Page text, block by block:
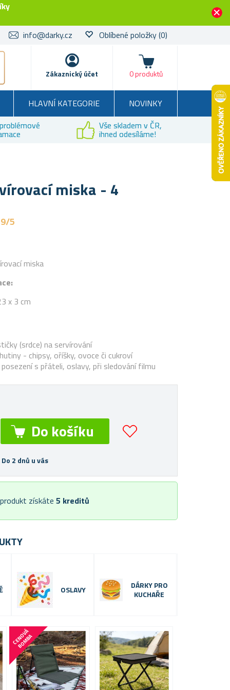
info@darky.cz Oblíbené položky(0)
Zákaznický účet
Košík
0 produktů
HLAVNÍ KATEGORIE
NOVINKY
Vše skladem v ČR,
ihned odesíláme!
miska - 4
5
miska
x 3 cm
(srdce) na servírování
- chipsy, oříšky, ovoce či cukroví
s přáteli, oslavy, při sledování filmu
2 dnů u vás
získáte 5 kreditů
OSLAVY
DÁRKY PRO
KUCHAŘE
C
E
N
O
V
Á
B
O
M
B
A